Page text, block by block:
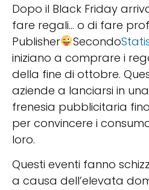
Dopo il Black Friday
fare regali… o di fare
Publisher
Secondo
iniziano a comprare i
della fine di ottobre.
aziende a lanciarsi in
frenesia pubblicitaria
per convincere i
loro.
Questi eventi fanno
a causa dell’elevata